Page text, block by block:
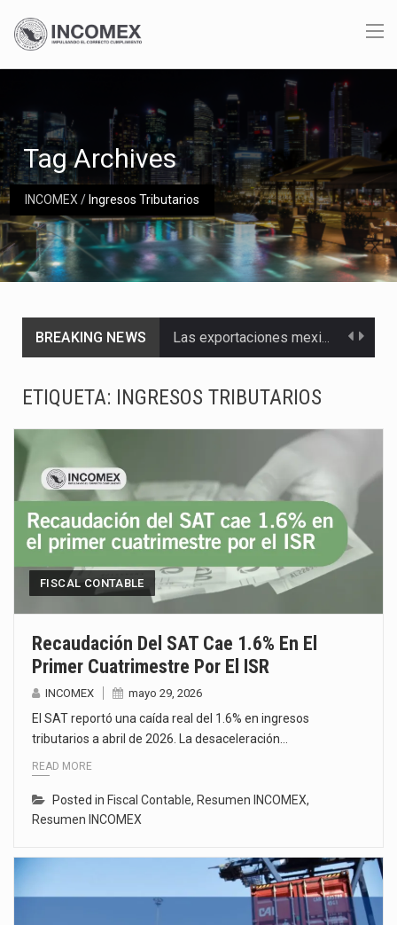
INCOMEX/ Ingresos Tributarios
Tag Archives
BREAKING NEWS Las exportaciones mexicanas de vehículos ligeros disminuyeron 9.67 % en julio a tasa anual, alcanzando…
Ante la suspensión temporal de las inspecciones sanitarias del Departamento de Agricultura de Estados Unidos…
ETIQUETA: INGRESOS TRIBUTARIOS
FISCAL CONTABLE
Recaudación Del SAT Cae 1.6% En El
Primer Cuatrimestre Por El ISR
INCOMEX mayo 29, 2026
El SAT reportó una caída real del 1.6% en ingresos
tributarios a abril de 2026. La desaceleración…
READ MORE
Posted in Fiscal Contable, Resumen INCOMEX,
Resumen INCOMEX